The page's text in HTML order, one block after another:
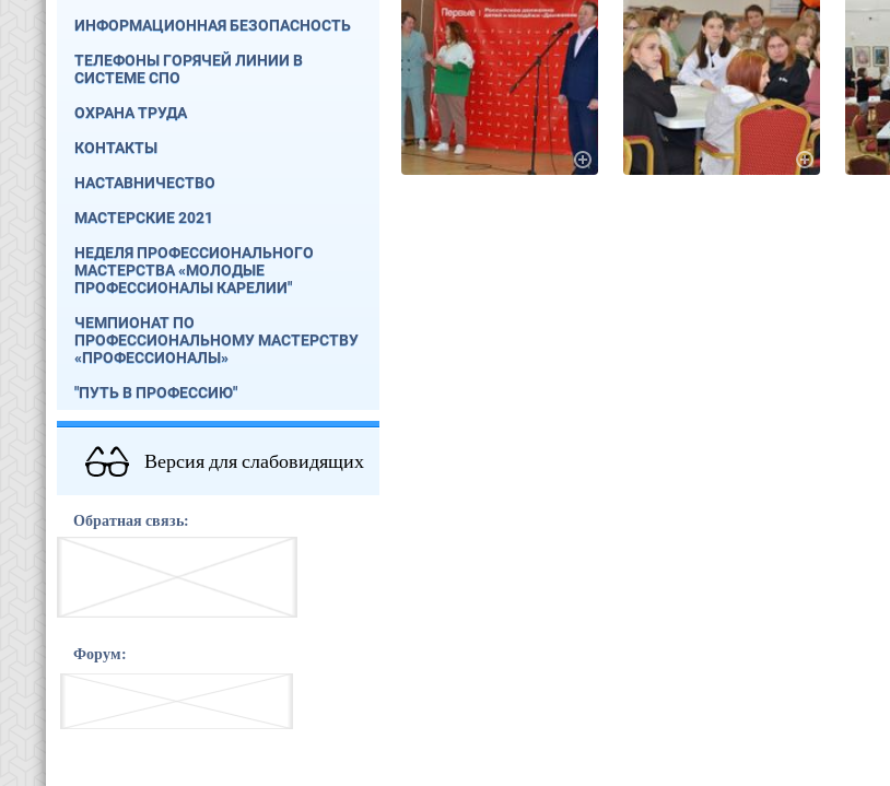
ИНФОРМАЦИОННАЯ БЕЗОПАСНОСТЬ
ТЕЛЕФОНЫ ГОРЯЧЕЙ ЛИНИИ В
СИСТЕМЕ СПО
ОХРАНА ТРУДА
КОНТАКТЫ
НАСТАВНИЧЕСТВО
МАСТЕРСКИЕ 2021
НЕДЕЛЯ ПРОФЕССИОНАЛЬНОГО
МАСТЕРСТВА «МОЛОДЫЕ
ПРОФЕССИОНАЛЫ КАРЕЛИИ"
ЧЕМПИОНАТ ПО
ПРОФЕССИОНАЛЬНОМУ МАСТЕРСТВУ
«ПРОФЕССИОНАЛЫ»
"ПУТЬ В ПРОФЕССИЮ"
Версия для слабовидящих
Обратная связь:
Форум: